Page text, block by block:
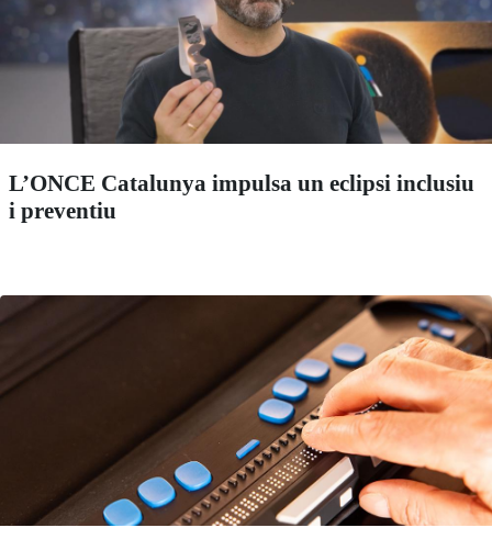
L’ONCE Catalunya impulsa un eclipsi inclusiu
i preventiu